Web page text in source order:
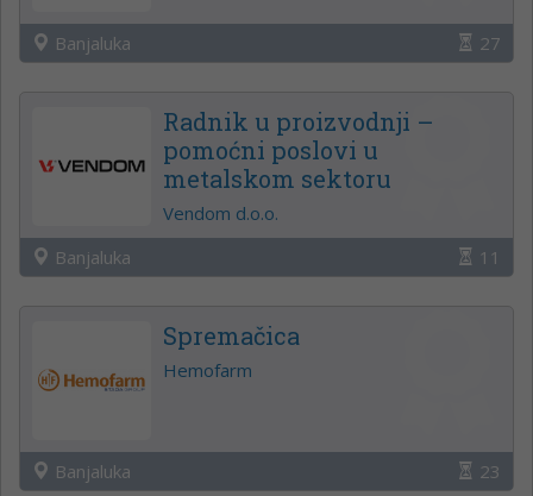
Banjaluka 27
Radnik u proizvodnji –
pomoćni poslovi u
metalskom sektoru
Vendom d.o.o.
Banjaluka
11
Spremačica
Hemofarm
Banjaluka 23